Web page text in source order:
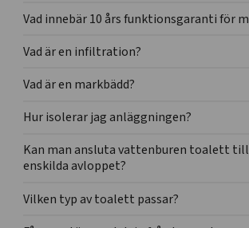
Vad innebär 10 års funktionsgaranti för
Vad är en infiltration?
Vad är en markbädd?
Hur isolerar jag anläggningen?
Kan man ansluta vattenburen toalett
enskilda avloppet?
Vilken typ av toalett passar?